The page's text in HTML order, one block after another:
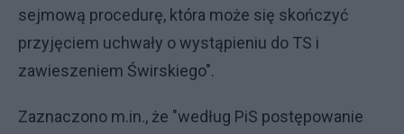
sejmową procedurę, która może się skończyć
przyjęciem uchwały o wystąpieniu do TS i
zawieszeniem Świrskiego".
Zaznaczono m.in., że "według PiS postępowanie